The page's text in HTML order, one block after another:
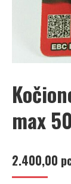
max
2.400,00